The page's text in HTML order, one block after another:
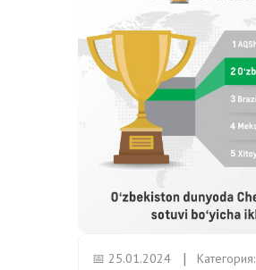
📅 25.01.2024 Категория: